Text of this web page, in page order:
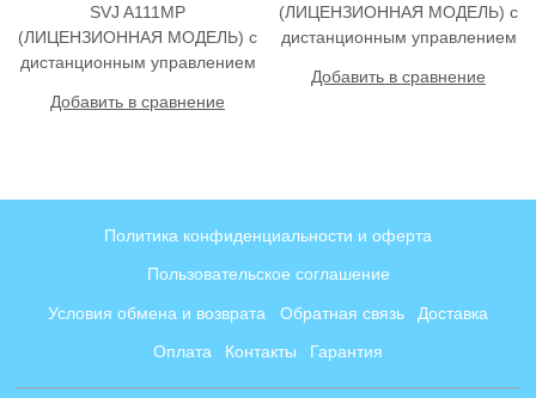
SVJ A111MP
(ЛИЦЕНЗИОННАЯ МОДЕЛЬ) с
дистанционным управлением
Добавить в сравнение
(ЛИЦЕНЗИОННАЯ МОДЕЛЬ) с
дистанционным управлением
Добавить в сравнение
Политика конфиденциальности и оферта
Пользовательское соглашение
Условия обмена и возврата Обратная связь Доставка
Оплата Контакты Гарантия